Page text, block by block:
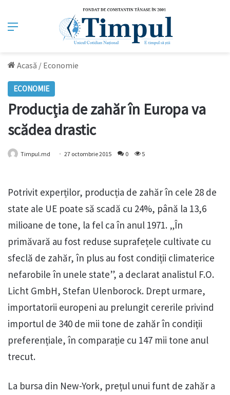
Meniu
Acasă / Economie
ECONOMIE
Producția de zahăr în Europa va
scădea drastic
Timpul.md 27 octombrie 2015 0 5
Potrivit experților, producția de zahăr în cele 28 de
state ale UE poate să scadă cu 24%, până la 13,6
milioane de tone, la fel ca în anul 1971. „În
primăvară au fost reduse suprafețele cultivate cu
sfeclă de zahăr, în plus au fost condiții climaterice
nefarobile în unele state”, a declarat analistul F.O.
Licht GmbH, Stefan Ulenborock. Drept urmare,
importatorii europeni au prelungit cererile privind
importul de 340 de mii tone de zahăr în condiții
preferențiale, în comparație cu 147 mii tone anul
trecut.
La bursa din New-York, prețul unui funt de zahăr a